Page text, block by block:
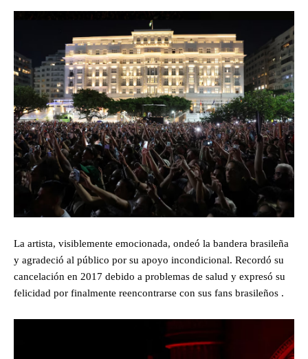
La artista, visiblemente emocionada, ondeó la bandera brasileña
y agradeció al público por su apoyo incondicional. Recordó su
cancelación en 2017 debido a problemas de salud y expresó su
felicidad por finalmente reencontrarse con sus fans brasileños .